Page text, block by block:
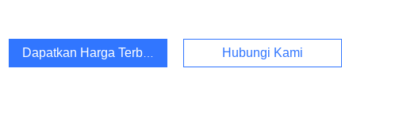
Dapatkan Harga Terbaik Hubungi Kami